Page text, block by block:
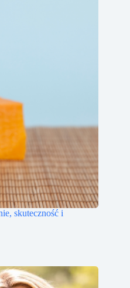
skuteczność i